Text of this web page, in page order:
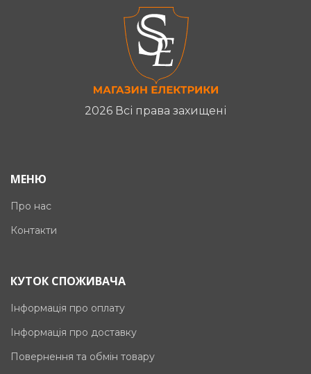
2026 Всі права захищені
МЕНЮ
Про нас
Контакти
КУТОК СПОЖИВАЧА
Інформація про оплату
Інформація про доставку
Повернення та обмін товару